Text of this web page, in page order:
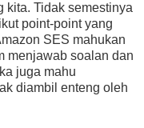
kita. Tidak semestinya
point-point yang
SES mahukan
menjawab soalan dan
juga mahu
diambil enteng oleh